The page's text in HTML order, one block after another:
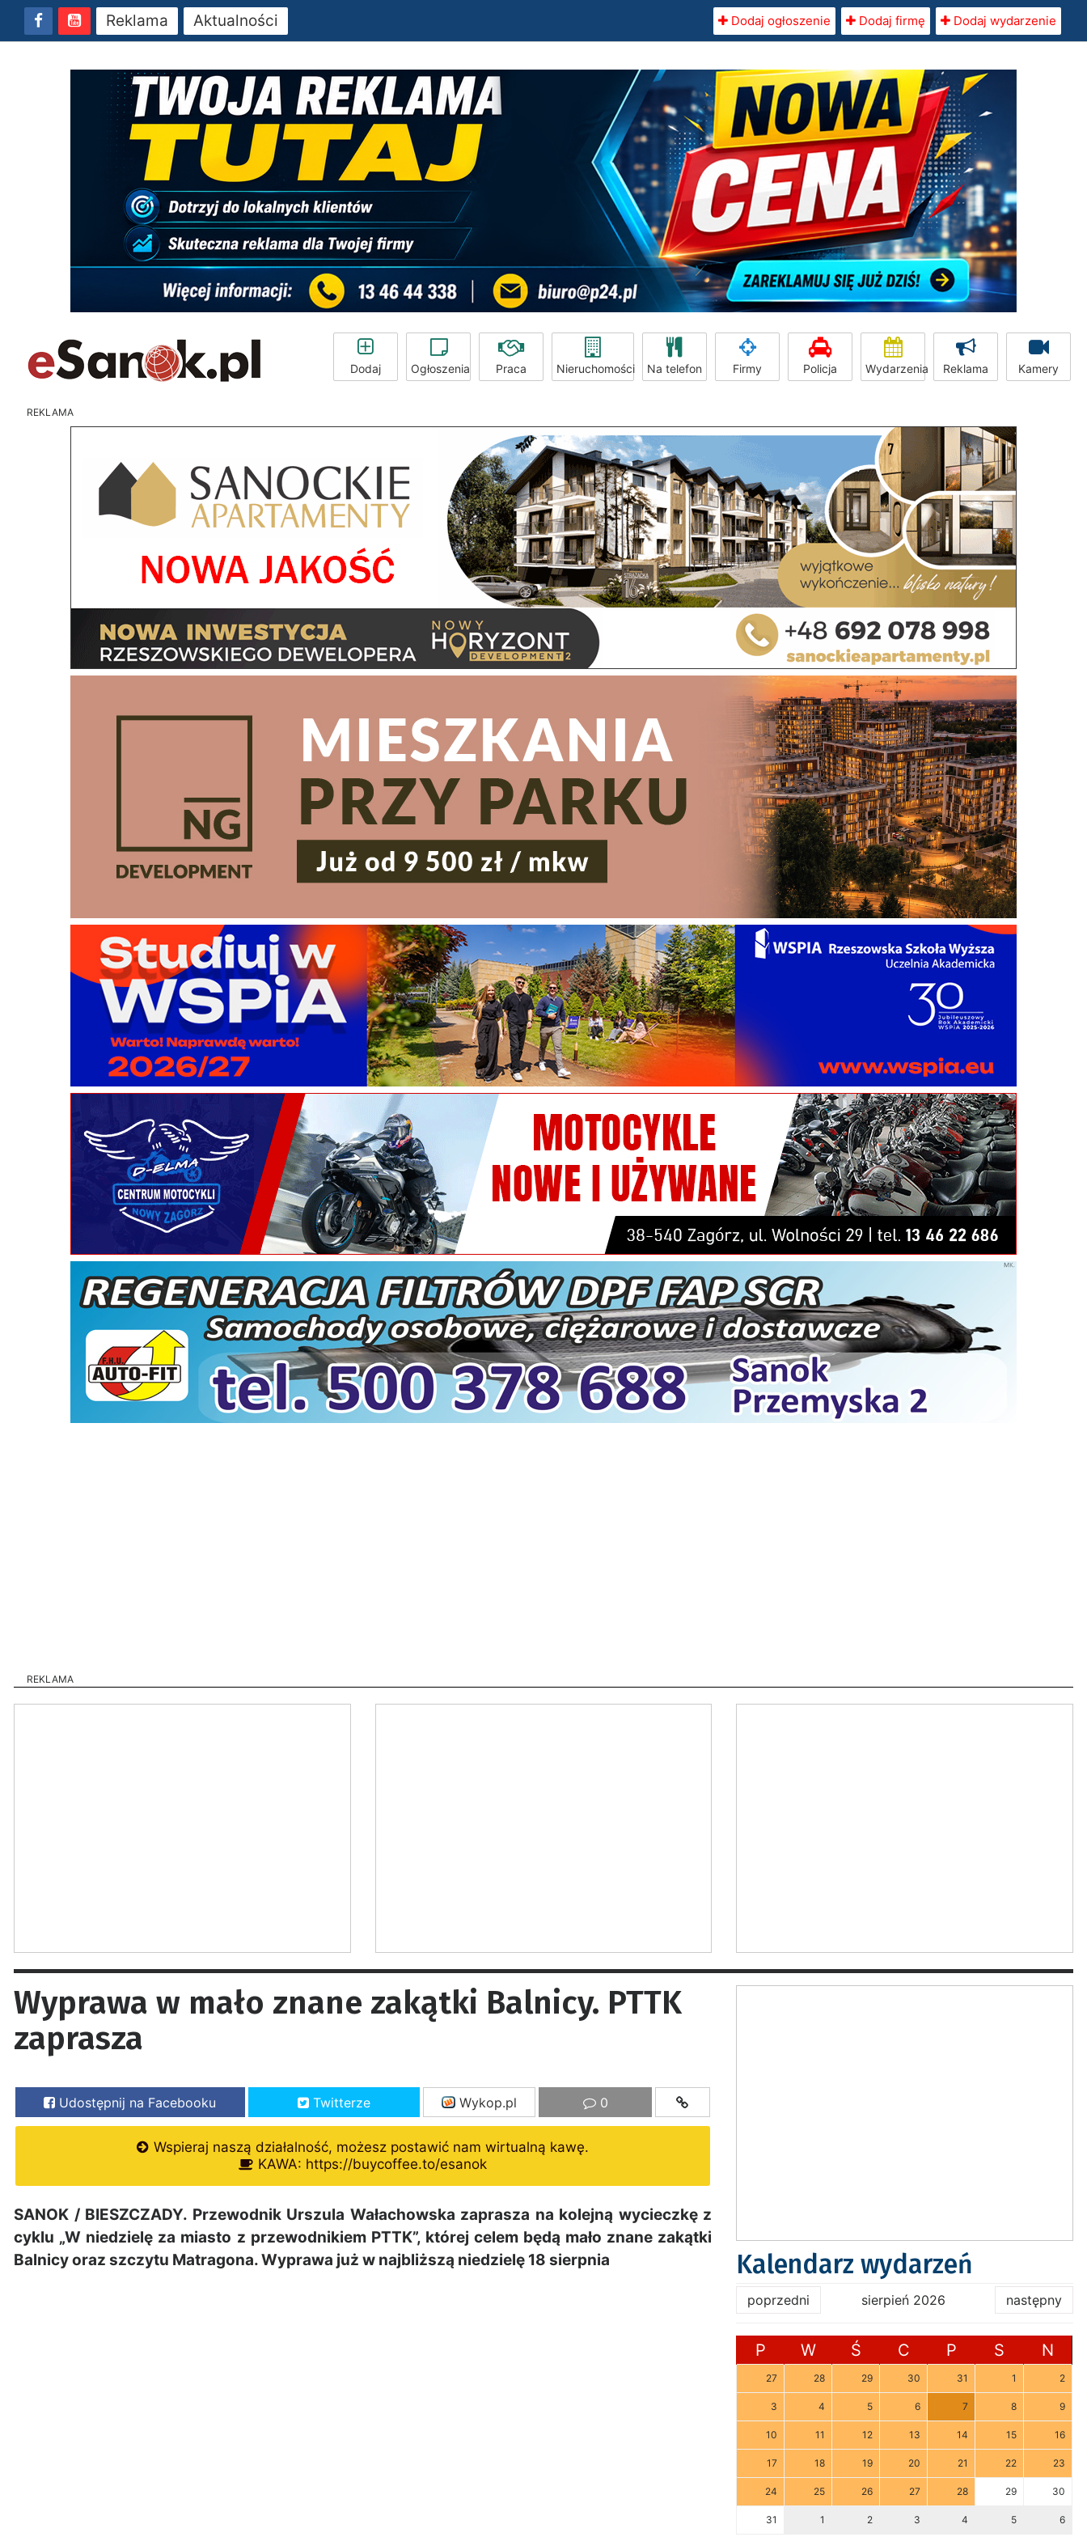
Reklama Aktualności Dodaj ogłoszenie Dodaj firmę Dodaj wydarzenie
Dodaj Ogłoszenia Praca Nieruchomości Na telefon Firmy Policja Wydarzenia Reklama Kamery
REKLAMA
REKLAMA
Wyprawa w mało znane zakątki Balnicy. PTTK
zaprasza
Udostępnij na Facebooku Twitterze Wykop.pl 0
Wspieraj naszą działalność, możesz postawić nam wirtualną kawę.
KAWA: https://buycoffee.to/esanok
SANOK / BIESZCZADY. Przewodnik Urszula Wałachowska zaprasza na kolejną wycieczkę z
cyklu „W niedzielę za miasto z przewodnikiem PTTK”, której celem będą mało znane zakątki
Balnicy oraz szczytu Matragona. Wyprawa już w najbliższą niedzielę 18 sierpnia
Kalendarz wydarzeń
poprzedni sierpień 2026 następny
P W Ś C P S N
27 28 29 30 31 1 2
3 4 5 6 7 8 9
10 11 12 13 14 15 16
17 18 19 20 21 22 23
24 25 26 27 28 29 30
31 1 2 3 4 5 6